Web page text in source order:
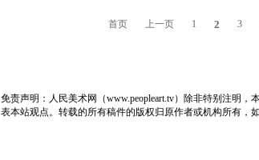
首页 上一页 1 2 3
免责声明：人民美术网（www.peopleart.tv）除非特别注明
表本站观点。转载的所有稿件的版权归原作者或机构所有，